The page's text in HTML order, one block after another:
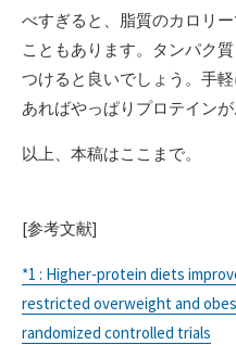
べすぎると、脂質のカロリ
こともあります。タンパク
つけると良いでしょう。手
あればやっぱりプロテインが
以上、本稿はここまで。
[参考文献]
*1 : Higher-protein diets
restricted overweight and
randomized controlled trials